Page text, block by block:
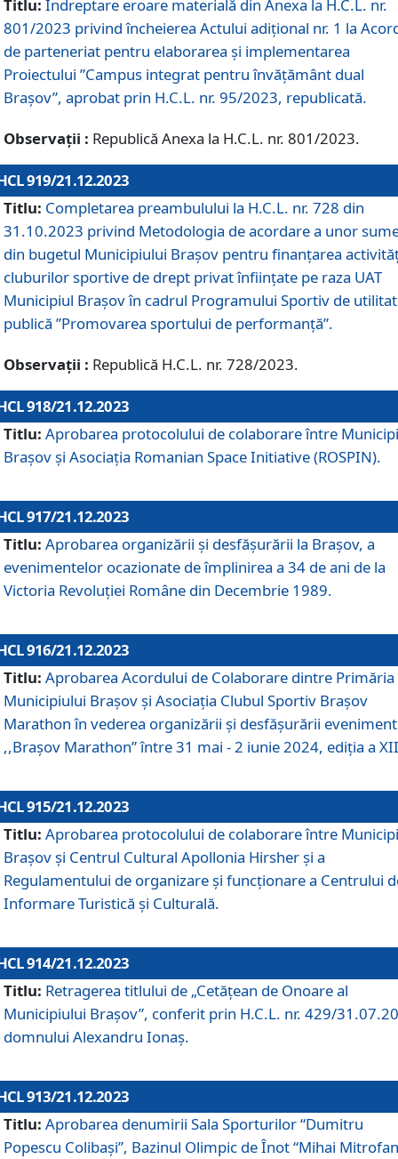
Titlu: Îndreptare eroare materială din Anexa la H.C.L. nr.
801/2023 privind încheierea Actului adițional nr. 1 la
de parteneriat pentru elaborarea și implementarea
Proiectului ”Campus integrat pentru învățământ dual
Brașov”, aprobat prin H.C.L. nr. 95/2023, republicată.
Observații : Republică Anexa la H.C.L. nr. 801/2023.
919/21.12.2023
Titlu: Completarea preambulului la H.C.L. nr. 728 din
31.10.2023 privind Metodologia de acordare a unor
din bugetul Municipiului Brașov pentru finanțarea
cluburilor sportive de drept privat înființate pe raza UAT
Municipiul Brașov în cadrul Programului Sportiv de
publică ”Promovarea sportului de performanță”.
Observații : Republică H.C.L. nr. 728/2023.
918/21.12.2023
Titlu: Aprobarea protocolului de colaborare între
Brașov și Asociația Romanian Space Initiative (ROSPIN).
917/21.12.2023
Titlu: Aprobarea organizării şi desfăşurării la Braşov, a
evenimentelor ocazionate de împlinirea a 34 de ani de la
Victoria Revoluţiei Române din Decembrie 1989.
916/21.12.2023
Titlu: Aprobarea Acordului de Colaborare dintre Primăria
Municipiului Brașov și Asociația Clubul Sportiv Brașov
Marathon în vederea organizării și desfășurării
,,Brașov Marathon” între 31 mai - 2 iunie 2024, ediția a
915/21.12.2023
Titlu: Aprobarea protocolului de colaborare între
Brașov și Centrul Cultural Apollonia Hirsher și a
Regulamentului de organizare și funcționare a Centrului
Informare Turistică și Culturală.
914/21.12.2023
Titlu: Retragerea titlului de „Cetățean de Onoare al
Municipiului Brașov”, conferit prin H.C.L. nr. 429/
domnului Alexandru Ionaș.
913/21.12.2023
Titlu: Aprobarea denumirii Sala Sporturilor “Dumitru
Popescu Colibași”, Bazinul Olimpic de Înot “Mihai